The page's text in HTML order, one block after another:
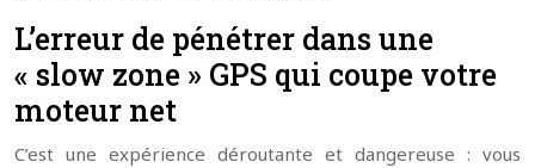
L’erreur de pénétrer dans une
« slow zone » GPS qui coupe votre
moteur net
C’est une expérience déroutante et dangereuse : vous